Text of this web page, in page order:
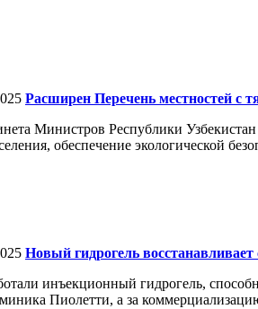
Расширен Перечень местностей с
Министров Республики
обеспечение экологической
Новый гидрогель восстанавливает
инъекционный гидрогель,
Пиолетти, а за